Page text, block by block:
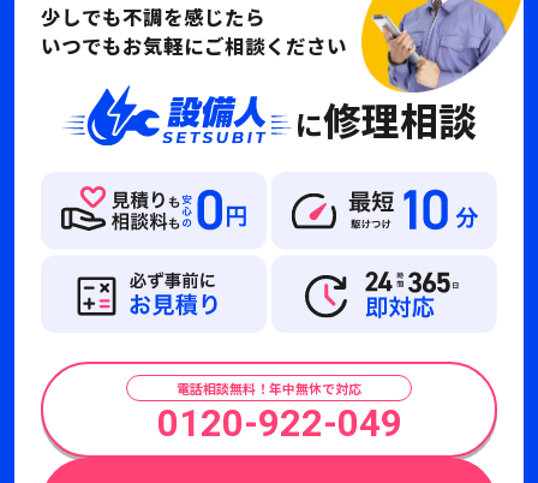
少しでも不調を感じたら
いつでもお気軽にご相談ください
に修理相談
電話相談無料！年中無休で対応
0120-922-049